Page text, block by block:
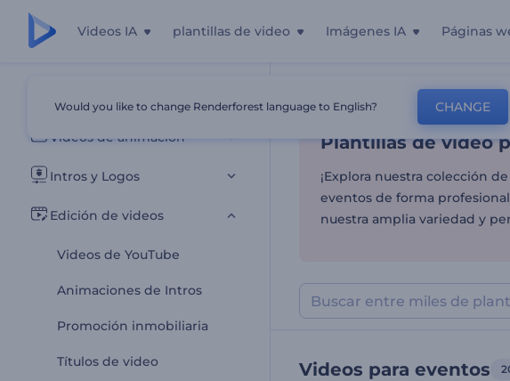
Videos IA plantillas de video Imágenes IA Páginas
Todas las plantillas
Videos de animación
Intros y Logos
Edición de videos
Videos de YouTube
Animaciones de Intros
Promoción inmobiliaria
Títulos de video
Plantillas de
Inicio Plantillas Edición De Videos
Plantillas de video
¡Explora nuestra colección
eventos de forma
nuestra amplia variedad y
Videos para eventos
Would you like to change Renderforest language to English? CHANGE